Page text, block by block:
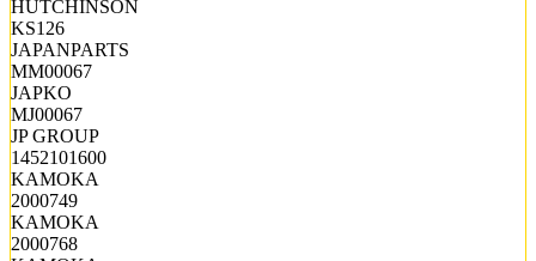
HUTCHINSON
KS126
JAPANPARTS
MM00067
JAPKO
MJ00067
JP GROUP
1452101600
KAMOKA
2000749
KAMOKA
2000768